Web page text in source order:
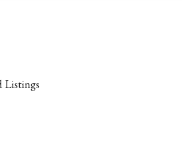
Listings